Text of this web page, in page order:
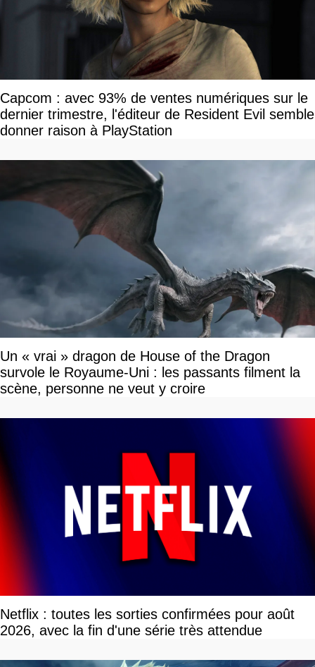
Capcom : avec 93% de ventes numériques sur le
dernier trimestre, l'éditeur de Resident Evil semble
donner raison à PlayStation
Un « vrai » dragon de House of the Dragon
survole le Royaume-Uni : les passants filment la
scène, personne ne veut y croire
Netflix : toutes les sorties confirmées pour août
2026, avec la fin d'une série très attendue